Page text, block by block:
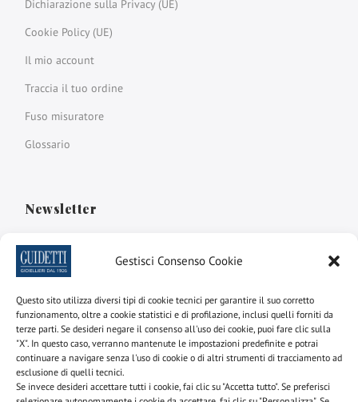
Gestisci Consenso Cookie
Questo sito utilizza diversi tipi di cookie tecnici per garantire il suo corretto
funzionamento, oltre a cookie statistici e di profilazione, inclusi quelli forniti da
terze parti. Se desideri negare il consenso all'uso dei cookie, puoi fare clic sulla
"X". In questo caso, verranno mantenute le impostazioni predefinite e potrai
continuare a navigare senza l'uso di cookie o di altri strumenti di tracciamento ad
esclusione di quelli tecnici.
Se invece desideri accettare tutti i cookie, fai clic su "Accetta tutto". Se preferisci
Dichiarazione sulla Privacy (UE)
Cookie Policy (UE)
Il mio account
Traccia il tuo ordine
Fuso misuratore
Glossario
Newsletter
Iscriviti alla newsletter per scoprire le nostre promozioni e
novità
Nome e cognome
email